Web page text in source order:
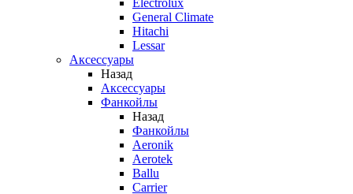
Electrolux
General Climate
Hitachi
Lessar
Аксессуары
Назад
Аксессуары
Фанкойлы
Назад
Фанкойлы
Aeronik
Aerotek
Ballu
Carrier